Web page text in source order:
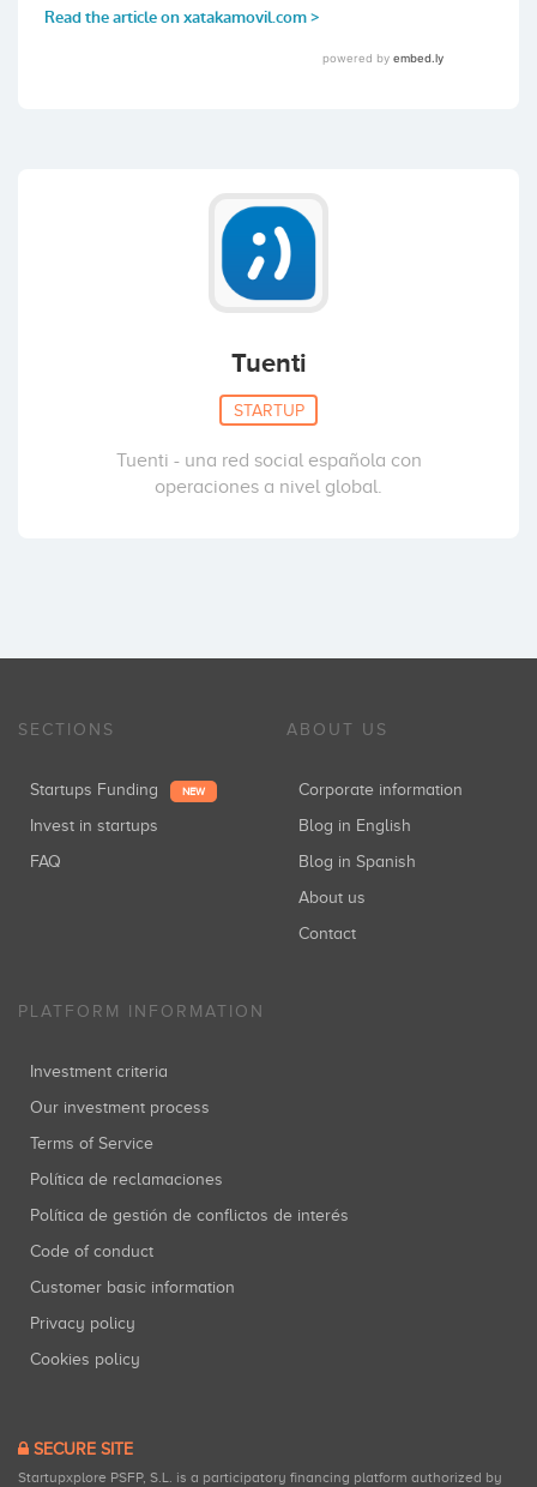
Tuenti
STARTUP
Tuenti - una red social española con
operaciones a nivel global.
SECTIONS
Startups Funding NEW
Invest in startups
FAQ
ABOUT US
Corporate information
Blog in English
Blog in Spanish
About us
Contact
PLATFORM INFORMATION
Investment criteria
Our investment process
Terms of Service
Política de reclamaciones
Política de gestión de conflictos de interés
Code of conduct
Customer basic information
Privacy policy
Cookies policy
SECURE SITE
Startupxplore PSFP, S.L. is a participatory financing platform authorized by